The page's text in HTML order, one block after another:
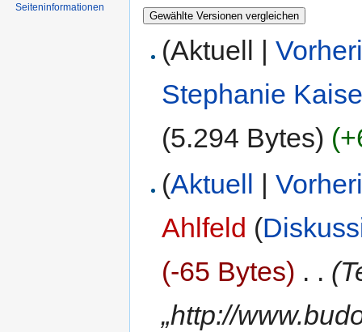
(Aktuell |
Stephanie
(5.294 Bytes)
(Aktuell |
Ahlfeld (
(-65 Bytes) . .
„http://
Seiten­informationen